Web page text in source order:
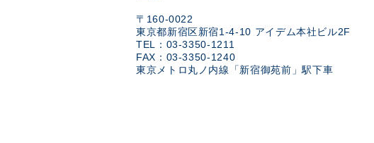
〒160-0022
東京都新宿区新宿1-4-10 アイデム本社ビル2F
TEL：03-3350-1211
FAX：03-3350-1240
東京メトロ丸ノ内線「新宿御苑前」駅下車